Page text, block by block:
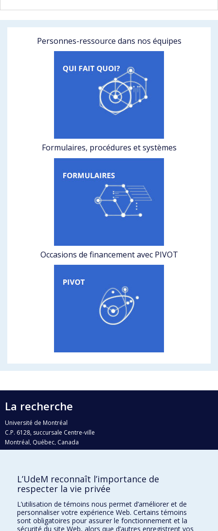
Personnes-ressource dans nos équipes
Formulaires, procédures et systèmes
Occasions de financement avec PIVOT
La recherche
Université de Montréal
C.P. 6128, succursale Centre-ville
Montréal, Québec, Canada
H3C 3J7
Qui fait quoi?
Nous trouver
Plan du site
L’UdeM reconnaît l’importance de
respecter la vie privée
L’utilisation de témoins nous permet d’améliorer et de
personnaliser votre expérience Web. Certains témoins
sont obligatoires pour assurer le fonctionnement et la
sécurité du site Web, alors que d’autres enregistrent vos